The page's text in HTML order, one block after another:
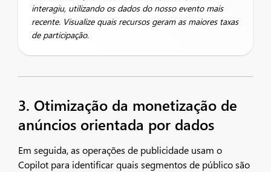
interagiu, utilizando os dados do nosso evento mais
recente. Visualize quais recursos geram as maiores taxas
de participação.
3. Otimização da monetização de
anúncios orientada por dados
Em seguida, as operações de publicidade usam o
Copilot para identificar quais segmentos de público são